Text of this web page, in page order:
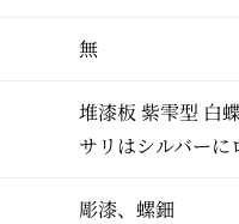
無
堆漆板 紫雫型 白
サリはシルバー
彫漆、螺鈿